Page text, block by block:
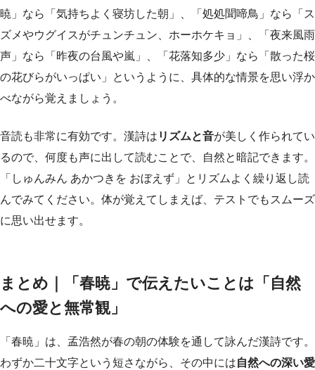
暁」なら「気持ちよく寝坊した朝」、「処処聞啼鳥」なら「ス
ズメやウグイスがチュンチュン、ホーホケキョ」、「夜来風雨
声」なら「昨夜の台風や嵐」、「花落知多少」なら「散った桜
の花びらがいっぱい」というように、具体的な情景を思い浮か
べながら覚えましょう。
音読も非常に有効です。漢詩は リズムと音が美しく作られてい
るので、何度も声に出して読むことで、自然と暗記できます。
「しゅんみん あかつきを おぼえず」とリズムよく繰り返し読
んでみてください。体が覚えてしまえば、テストでもスムーズ
に思い出せます。
まとめ｜「春暁」で伝えたいことは「自然
への愛と無常観」
「春暁」は、孟浩然が春の朝の体験を通して詠んだ漢詩です。
わずか二十文字という短さながら、その中には自然への深い愛